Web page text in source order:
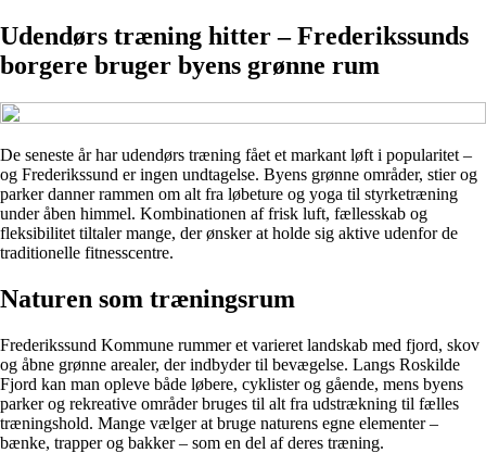
Udendørs træning hitter – Frederikssunds
borgere bruger byens grønne rum
De seneste år har udendørs træning fået et markant løft i popularitet –
og Frederikssund er ingen undtagelse. Byens grønne områder, stier og
parker danner rammen om alt fra løbeture og yoga til styrketræning
under åben himmel. Kombinationen af frisk luft, fællesskab og
fleksibilitet tiltaler mange, der ønsker at holde sig aktive udenfor de
traditionelle fitnesscentre.
Naturen som træningsrum
Frederikssund Kommune rummer et varieret landskab med fjord, skov
og åbne grønne arealer, der indbyder til bevægelse. Langs Roskilde
Fjord kan man opleve både løbere, cyklister og gående, mens byens
parker og rekreative områder bruges til alt fra udstrækning til fælles
træningshold. Mange vælger at bruge naturens egne elementer –
bænke, trapper og bakker – som en del af deres træning.